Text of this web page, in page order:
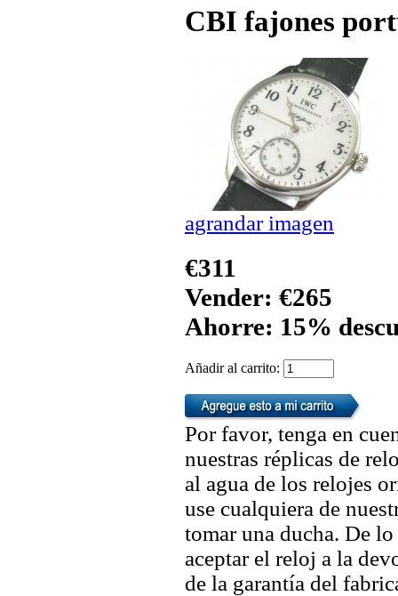
CBI fajones
agrandar imagen
€311
Vender: €265
Ahorre: 15%
Añadir al carrito:
Por favor, tenga en
nuestras réplicas de
al agua de los relojes
use cualquiera de
tomar una ducha. De
aceptar el reloj a la
de la garantía del